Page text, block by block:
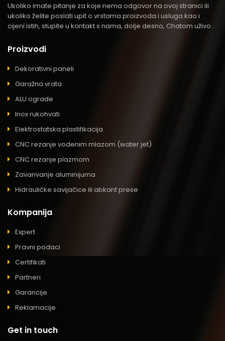
Ukoliko imate pitanje za koje nema odgovor na ovoj stranici ili
ukoliko želite poslati upit o vrstama proizvoda i usluga kao i
cijeni istih, stupite u kontakt s nama, dolje desno, Chatom uživo .
Proizvodi
Dekorativni paneli
Garažna vrata
ALU ograde
Inox rukohvati
Elektrostatska plastifikacija
CNC rezanje vodenim mlazom (water jet)
CNC rezanje plazmom
Zavarivanje aluminijuma
Hidrauličke savijačice ili abkant prese
Kompanija
Expert
Pravni podaci
Certifikati
Partneri
Garancije
Reklamacije
Get in touch